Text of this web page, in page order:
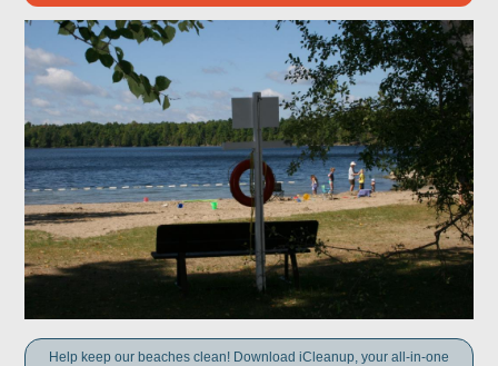
Help keep our beaches clean! Download iCleanup, your all-in-one